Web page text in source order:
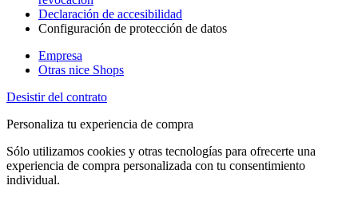
Declaración de accesibilidad
Configuración de protección de datos
Empresa
Otras nice Shops
Desistir del contrato
Personaliza tu experiencia de compra
Sólo utilizamos cookies y otras tecnologías para ofrecerte una
experiencia de compra personalizada con tu consentimiento
individual.